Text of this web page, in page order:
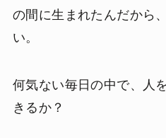
の間に生まれたんだから
い。
何気ない毎日の中で、人
きるか？